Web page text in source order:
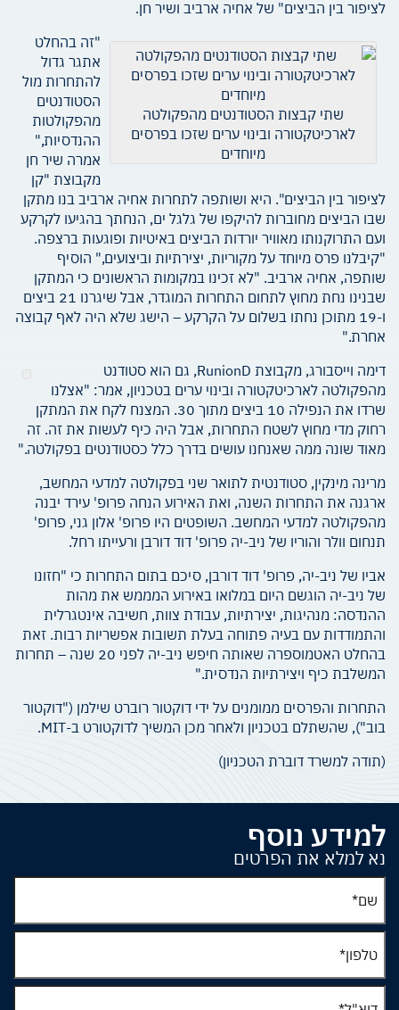
לציפור בין הביצים" של אחיה ארביב ושיר חן.
שתי קבצות הסטודנטים מהפקולטה
לארכיטקטורה ובינוי ערים שזכו בפרסים
מיוחדים
"זה בהחלט
אתגר גדול
להתחרות מול
הסטודנטים
מהפקולטות
ההנדסיות,"
אמרה שיר חן
מקבוצת "קן
לציפור בין הביצים". היא ושותפה לתחרות אחיה ארביב בנו מתקן
שבו הביצים מחוברות להיקפו של גלגל ים, הנחתך בהגיעו לקרקע
ועם התרוקנותו מאוויר יורדות הביצים באיטיות ופוגעות ברצפה.
"קיבלנו פרס מיוחד על מקוריות, יצירתיות וביצועים," הוסיף
שותפה, אחיה ארביב. "לא זכינו במקומות הראשונים כי המתקן
שבנינו נחת מחוץ לתחום התחרות המוגדר, אבל שיגרנו 21 ביצים
ו-19 מתוכן נחתו בשלום על הקרקע – הישג שלא היה לאף קבוצה
אחרת."
דימה וייסבורג, מקבוצת RunionD, גם הוא סטודנט
מהפקולטה לארכיטקטורה ובינוי ערים בטכניון, אמר: "אצלנו
שרדו את הנפילה 10 ביצים מתוך 30. המצנח לקח את המתקן
רחוק מדי מחוץ לשטח התחרות, אבל היה כיף לעשות את זה. זה
מאוד שונה ממה שאנחנו עושים בדרך כלל כסטודנטים בפקולטה."
מרינה מינקין, סטודנטית לתואר שני בפקולטה למדעי המחשב,
ארגנה את התחרות השנה, ואת האירוע הנחה פרופ' עירד יבנה
מהפקולטה למדעי המחשב. השופטים היו פרופ' אלון גני, פרופ'
תנחום וולר והוריו של ניב-יה פרופ' דוד דורבן ורעייתו רחל.
אביו של ניב-יה, פרופ' דוד דורבן, סיכם בתום התחרות כי "חזונו
של ניב-יה הוגשם היום במלואו באירוע המממש את מהות
ההנדסה: מנהיגות, יצירתיות, עבודת צוות, חשיבה אינטגרלית
והתמודדות עם בעיה פתוחה בעלת תשובות אפשריות רבות. זאת
בהחלט האטמוספרה שאותה חיפש ניב-יה לפני 20 שנה – תחרות
המשלבת כיף ויצירתיות הנדסית."
התחרות והפרסים ממומנים על ידי דוקטור רוברט שילמן ("דוקטור
בוב"), שהשתלם בטכניון ולאחר מכן המשיך לדוקטורט ב-MIT.
(תודה למשרד דוברת הטכניון)
למידע נוסף
נא למלא את הפרטים